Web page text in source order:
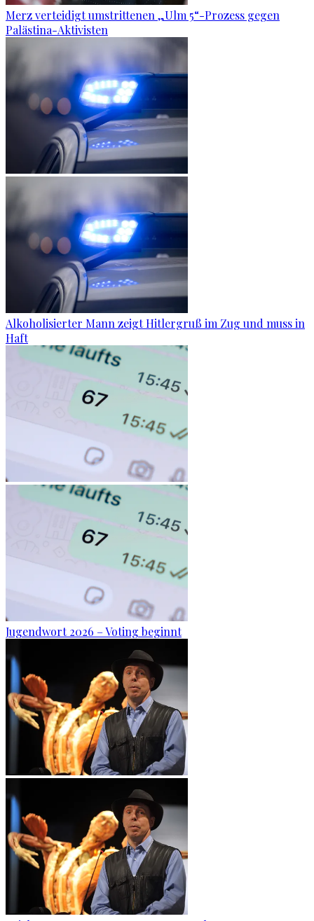
Merz verteidigt umstrittenen „Ulm 5“-Prozess gegen
Palästina-Aktivisten
Alkoholisierter Mann zeigt Hitlergruß im Zug und muss in
Haft
Jugendwort 2026 – Voting beginnt